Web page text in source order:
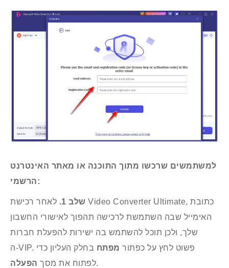
למשתמשים שרכשו מתוך התוכנה או מאתר האינטרנט
הרשמי:
שלב 1.
לאחר רכישת Video Converter Ultimate, כתובת
האימייל שבה השתמשת לרכישה תהפוך לאישורי החשבון
שלך, ולכן תוכל להשתמש בה ישירות להפעלת חברות
ה‑VIP. פשוט לחץ על כפתור מפתח בחלק העליון כדי
לפתוח את מסך הפעלה .